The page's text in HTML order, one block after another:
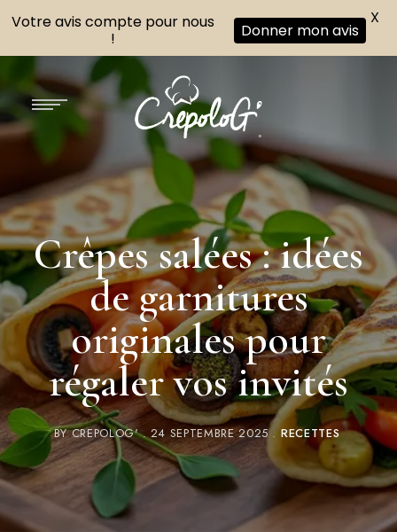
Crêpes salées : idées
de garnitures
originales pour
régaler vos invités
BYCREPOLOG' 24 SEPTEMBRE 2025 RECETTES
Votre avis compte pour nous
!
Donner mon avis
X